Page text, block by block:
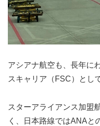
アシアナ航空も、長年に
スキャリア（FSC）とし
スターアライアンス加盟
く、日本路線ではANAと